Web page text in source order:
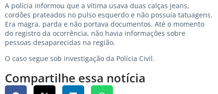
A polícia informou que a vítima usava duas calças jeans,
cordões prateados no pulso esquerdo e não possuía tatuagens.
Era magra, parda e não portava documentos. Até o momento
do registro da ocorrência, não havia informações sobre
pessoas desaparecidas na região.
O caso segue sob investigação da Polícia Civil.
Compartilhe essa notícia